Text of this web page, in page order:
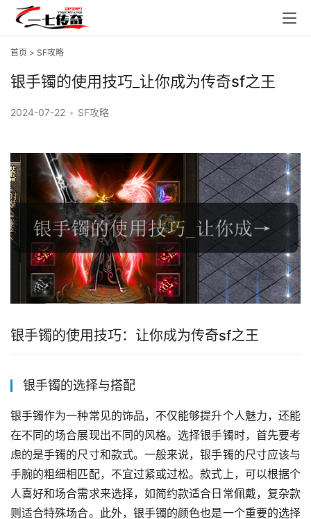
首页 > SF攻略
银手镯的使用技巧_让你成为传奇sf之王
2024-07-22 • SF攻略
银手镯的使用技巧：让你成为传奇sf之王
银手镯的选择与搭配
银手镯作为一种常见的饰品，不仅能够提升个人魅力，还能
在不同的场合展现出不同的风格。选择银手镯时，首先要考
虑的是手镯的尺寸和款式。一般来说，银手镯的尺寸应该与
手腕的粗细相匹配，不宜过紧或过松。款式上，可以根据个
人喜好和场合需求来选择，如简约款适合日常佩戴，复杂款
则适合特殊场合。此外，银手镯的颜色也是一个重要的选择